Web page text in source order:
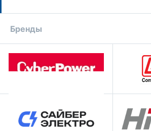
Бренды